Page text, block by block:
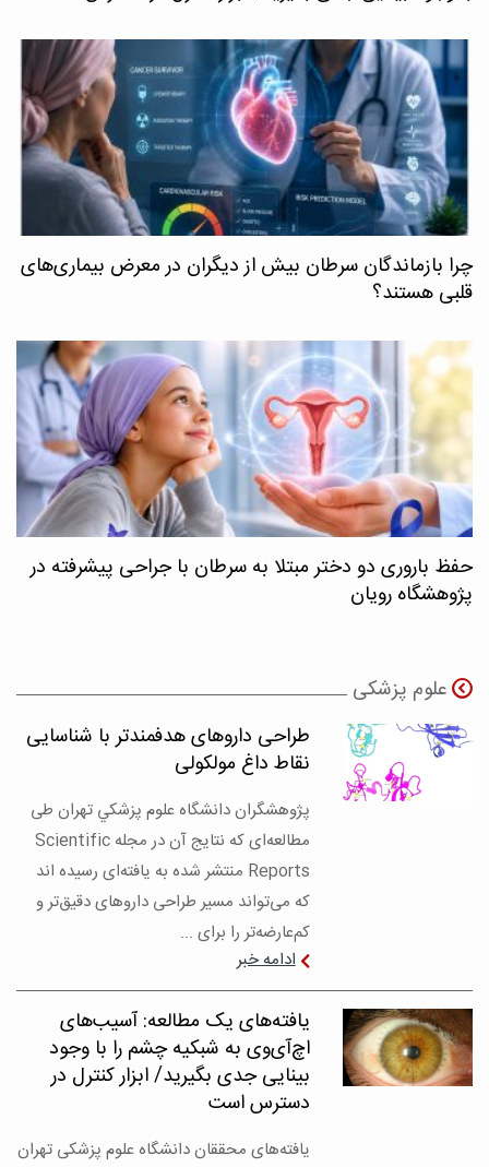
چرا بازماندگان سرطان بیش از دیگران در معرض بیماری‌های
قلبی هستند؟
حفظ باروری دو دختر مبتلا به سرطان با جراحی پیشرفته در
پژوهشگاه رویان
علوم پزشکی
طراحی داروهای هدفمندتر با شناسایی
نقاط داغ مولکولی
پژوهشگران دانشگاه علوم پزشكي تهران طی
مطالعه‌ای که نتایج آن در مجله Scientific
Reports منتشر شده به یافته‌ای رسیده اند
که می‌تواند مسیر طراحی داروهای دقیق‌تر و
کم‌عارضه‌تر را برای ...
ادامه خبر
یافته‌های یک مطالعه: آسیب‌های
اچ‌آی‌وی به شبکیه چشم را با وجود
بینایی جدی بگیرید/ ابزار کنترل در
دسترس است
یافته‌های محققان دانشگاه علوم پزشکی تهران